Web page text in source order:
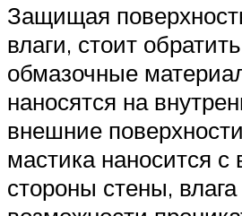
Защищая
влаги, стоит
обмазочные
наносятся на
внешние
мастика наносится с
стороны стены,